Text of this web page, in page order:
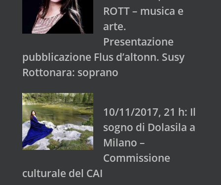
ROTT – musica e
arte.
Presentazione
pubblicazione Flus d’altonn. Susy
Rottonara: soprano
10/11/2017, 21 h: Il
sogno di Dolasila a
Milano –
Commissione
culturale del CAI